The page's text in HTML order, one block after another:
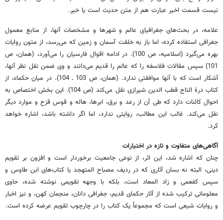
نیست قسمت اخیر عبارت هم از متن حدیث است یا خیر.
علامه، در بحث‌های جغرافیای عالم و شهرها و مشخصات آنها، از منابع معمول
جغرافی استفاده کرده، اما باز به خلقت آسمان و زمین که می‌رسد، از متون روایات
بهره می‌گیرد (اسلامیه، ص 100). در ادامه اقوال فارسیان را می‌آورد، (همان، ص
101) سپس مقالات فلاسفه را که عالم را قدیم می‌دانند و وی ضمن نقل نظر آنها،
آشکار است که با آنها موافقتی ندارد. (همان، ص 103 ـ 104). در میان حکماء، از
کتاب درة التاج قطب الدین شیرازی نقل می‌کند (ص 104). این بخش اختصاص به
احوال کائنات دارد که طی آن از رعد و برق، ابرها، هاله و قوس قزح و موارد دیگر
نقل می‌کند. غالب این مطالب، روایتی ندارد، اما اگر داشته باشد، اشاره خواهد
کرد.
آگاهی‌های متفاوت و تازه در اختیارات
چنان که اشاره شد، این اثر، از نوعی جامعیت برخوردار است و افزون بر تقویم
دینی، البته نه بسان آثاری که در ردیف مصباح المتهجد یا کتاب‌های ابن طاوس و
سپس کفعمی و زاد المعاد است، بلکه با وجهه تقویمی نوشته شده، حاوی
معلوماتی ترکیب شده از آثار حکمای قدیم، جغرافی دانان، منجمان کهن، و نیز اخبار
و روایات شیعی است که مجموعاً یک کتاب را در چارچوب تقویم عرضه کرده است.